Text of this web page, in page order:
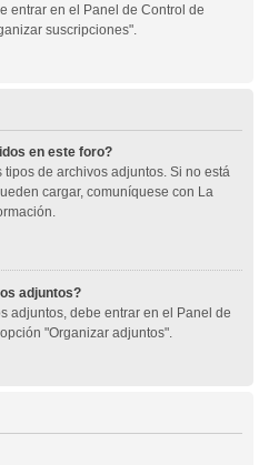
entrar en el Panel de Control de
suscripciones".
en este foro?
de archivos adjuntos. Si no está
cargar, comuníquese con La
adjuntos?
adjuntos, debe entrar en el Panel de
"Organizar adjuntos".